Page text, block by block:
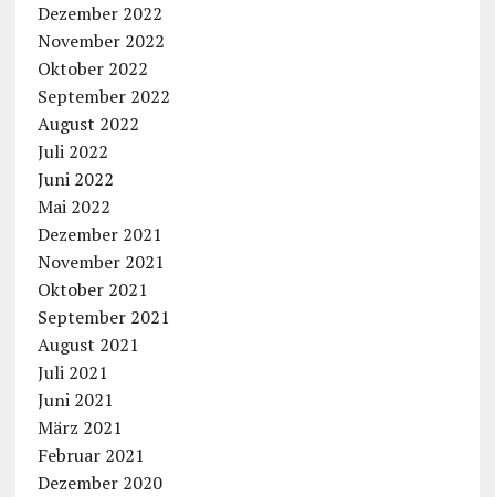
Dezember 2022
November 2022
Oktober 2022
September 2022
August 2022
Juli 2022
Juni 2022
Mai 2022
Dezember 2021
November 2021
Oktober 2021
September 2021
August 2021
Juli 2021
Juni 2021
März 2021
Februar 2021
Dezember 2020